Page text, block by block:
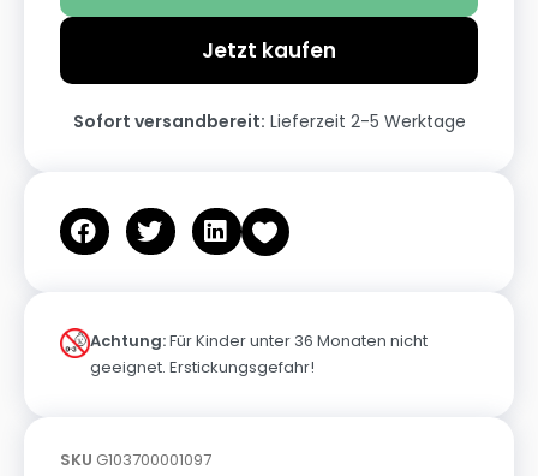
Jetzt kaufen
Sofort versandbereit: Lieferzeit 2-5 Werktage
Achtung:Für Kinder unter 36 Monaten nicht
geeignet. Erstickungsgefahr!
SKU G103700001097